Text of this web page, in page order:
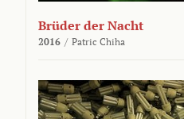
Brüder der Nacht
2016 / Patric Chiha